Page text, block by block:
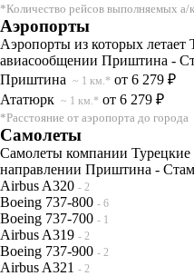
*Количество рейсов выполняемых а/
Аэропорты
Аэропорты из которых
авиасообщении Приштина -
Приштина ~ 1 км.* от 6 279 ₽
Ататюрк ~ 1 км.* от 6 279 ₽
*Расстояние от аэропорта до города
Самолеты
Самолеты компании
направлении Приштина -
Airbus A320 - 2
Boeing 737-800 - 6
Boeing 737-700 - 1
Airbus A319 - 2
Boeing 737-900 - 2
Airbus A321 - 2